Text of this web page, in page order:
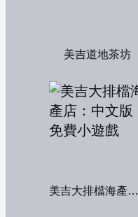
美吉道地茶坊
美吉大排檔海產店：中文版